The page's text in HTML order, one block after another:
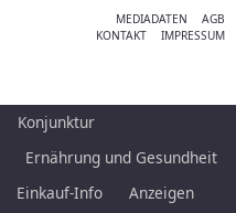
MEDIADATEN
AGB
KONTAKT
IMPRESSUM
Konjunktur
Ernährung und Gesundheit
Einkauf-Info
Anzeigen